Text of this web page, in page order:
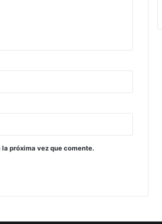
próxima vez que comente.